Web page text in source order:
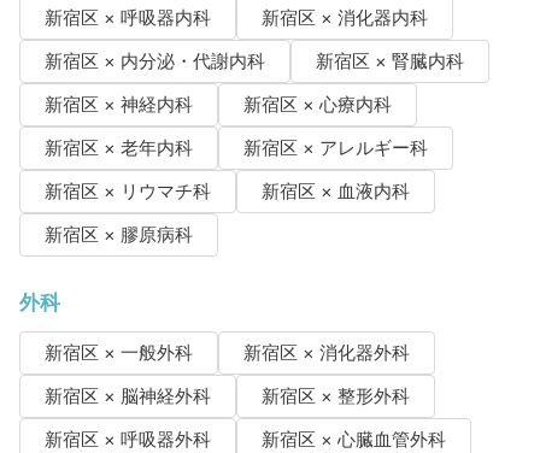
新宿区 × 呼吸器内科
新宿区 × 消化器内科
新宿区 × 内分泌・代謝内科
新宿区 × 腎臓内科
新宿区 × 神経内科
新宿区 × 心療内科
新宿区 × 老年内科
新宿区 × アレルギー科
新宿区 × リウマチ科
新宿区 × 血液内科
新宿区 × 膠原病科
外科
新宿区 × 一般外科
新宿区 × 消化器外科
新宿区 × 脳神経外科
新宿区 × 整形外科
新宿区 × 呼吸器外科
新宿区 × 心臓血管外科